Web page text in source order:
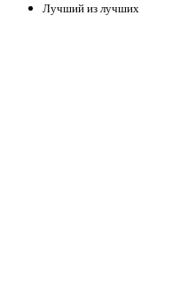
Лучший из лучших